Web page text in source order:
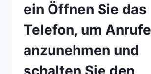
ein Öffnen Sie das
Telefon, um Anrufe
anzunehmen und
schalten Sie den